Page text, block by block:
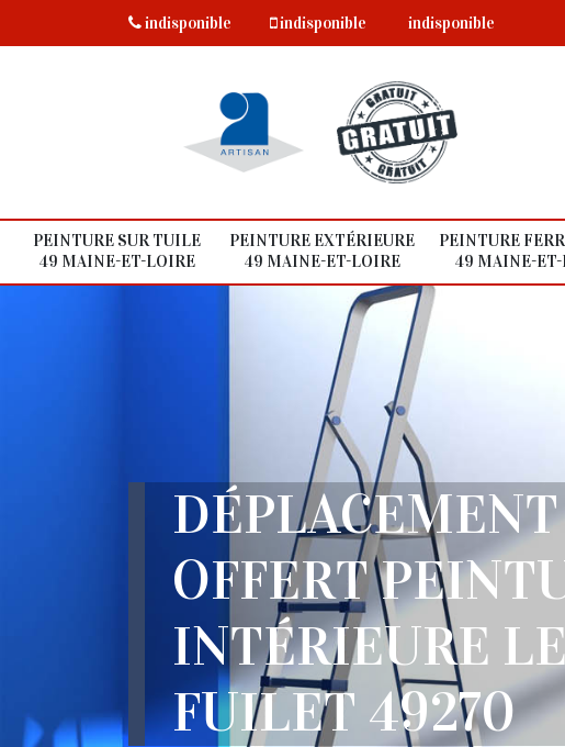
indisponible indisponible indisponible
PEINTURE SUR TUILE
49 MAINE-ET-LOIRE
PEINTURE EXTÉRIEURE
49 MAINE-ET-LOIRE
PEINTURE
49 MAINE-
DÉPLACEMENT
OFFERT
INTÉRIEURE LE
FUILET 49270